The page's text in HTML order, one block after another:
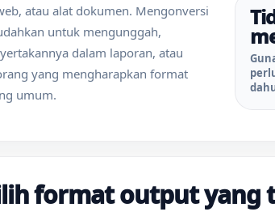
atau alat dokumen. Mengonversi
untuk mengunggah,
dalam laporan, atau
yang mengharapkan format
umum.
format output yang